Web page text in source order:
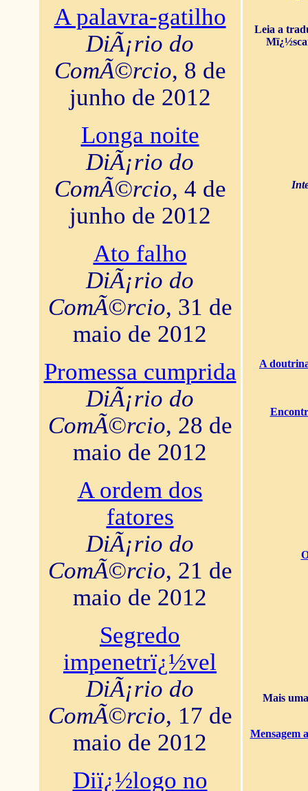
A palavra-gatilho
DiÃ¡rio do
ComÃ©rcio, 8 de
junho de 2012
Longa noite
DiÃ¡rio do
ComÃ©rcio, 4 de
junho de 2012
Ato falho
DiÃ¡rio do
ComÃ©rcio, 31 de
maio de 2012
Promessa cumprida
DiÃ¡rio do
ComÃ©rcio, 28 de
maio de 2012
A ordem dos
fatores
DiÃ¡rio do
ComÃ©rcio, 21 de
maio de 2012
Segredo
impenetrï¿½vel
DiÃ¡rio do
ComÃ©rcio, 17 de
maio de 2012
Diï¿½logo no
Leia a
A
Mais
Mensagem